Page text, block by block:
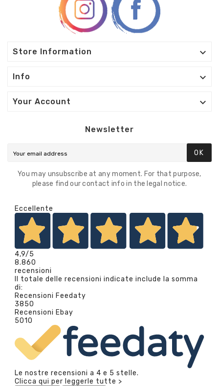
Store Information 
Info 
Your Account 
Newsletter
OK
You may unsubscribe at any moment. For that purpose,
please find our contact info in the legal notice.
Eccellente
4,9/5
8.860
recensioni
Il totale delle recensioni indicate include la somma
di:
Recensioni Feedaty
3850
Recensioni Ebay
5010
Le nostre recensioni a 4 e 5 stelle.
Clicca qui per leggerle tutte >